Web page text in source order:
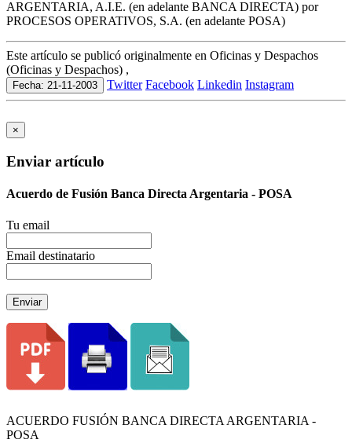
ARGENTARIA, A.I.E. (en adelante BANCA DIRECTA) por
PROCESOS OPERATIVOS, S.A. (en adelante POSA)
Este artículo se publicó originalmente en Oficinas y Despachos
(Oficinas y Despachos) ,
Fecha: 21-11-2003 Twitter Facebook Linkedin Instagram
×
Enviar artículo
Acuerdo de Fusión Banca Directa Argentaria - POSA
Tu email
Email destinatario
Enviar
ACUERDO FUSIÓN BANCA DIRECTA ARGENTARIA -
POSA